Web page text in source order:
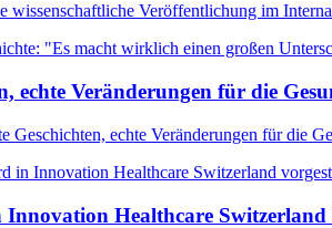
wissenschaftliche Veröffentlichung im
echte Veränderungen für die
Geschichten, echte Veränderungen für die
Healthcare